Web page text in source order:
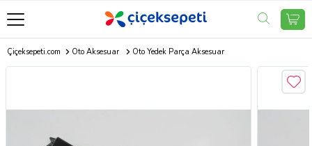
Çiçeksepeti.com Oto Aksesuar Oto Yedek Parça Aksesuar